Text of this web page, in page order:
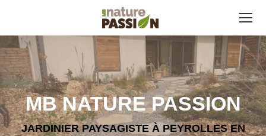
MB NATURE PASSION
JARDINIER PAYSAGISTE À PEYROLLES EN